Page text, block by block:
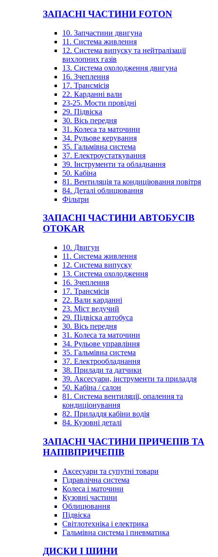
ЗАПАСНІ ЧАСТИНИ FOTON
10. Запчастини двигуна
11. Система живлення
12. Система випуску та нейтралізації
вихлопних газів
13. Система охолодження двигуна
16. Зчеплення
17. Трансмісія
22. Карданні вали
23-25. Мости провідні
29. Підвіска
30. Вісь передня
31. Колеса та маточини
34. Рульове керування
35. Гальмівна система
37. Електроустаткування
39. Інструменти та обладнання
50. Кабіна
81. Вентиляція та кондиціювання повітря
84. Деталі облицювання
Фільтри
ЗАПАСНІ ЧАСТИНИ АВТОБУСІВ
OTOKAR
10. Двигун
11. Система живлення
12. Система випуску
13. Система охолодження
16. Зчеплення
17. Трансмісія
22. Вали карданні
23. Міст ведучий
29. Підвіска автобуса
30. Вісь передня
31. Колеса та маточини
34. Рульове управління
35. Гальмівна система
37. Електрообладнання
38. Прилади та датчики
39. Аксесуари, інструменти та приладдя
50. Кабіна / салон
81. Система вентиляції, опалення та
кондиціонування
82. Приладдя кабіни водія
84. Кузовні деталі
ЗАПАСНІ ЧАСТИНИ ПРИЧЕПІВ ТА
НАПІВПРИЧЕПІВ
Аксесуари та супутні товари
Гідравлічна система
Колеса і маточини
Кузовні частини
Облицювання
Підвіска
Світлотехніка і електрика
Гальмівна система і пневматика
ДИСКИ І ШИНИ